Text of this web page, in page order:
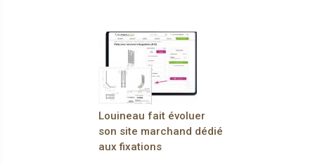
Louineau fait évoluer
son site marchand dédié
aux fixations